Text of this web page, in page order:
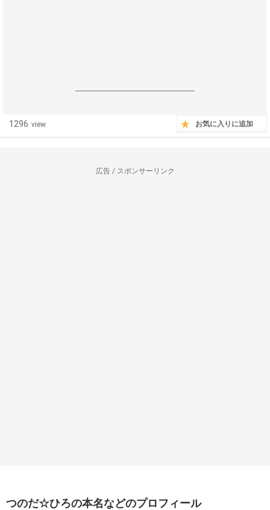
------------------------------------------------------------------
1296 view お気に入りに追加
広告 / スポンサーリンク
つのだ☆ひろの本名などのプロフィール